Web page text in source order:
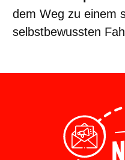
dem Weg zu einem
selbstbewussten